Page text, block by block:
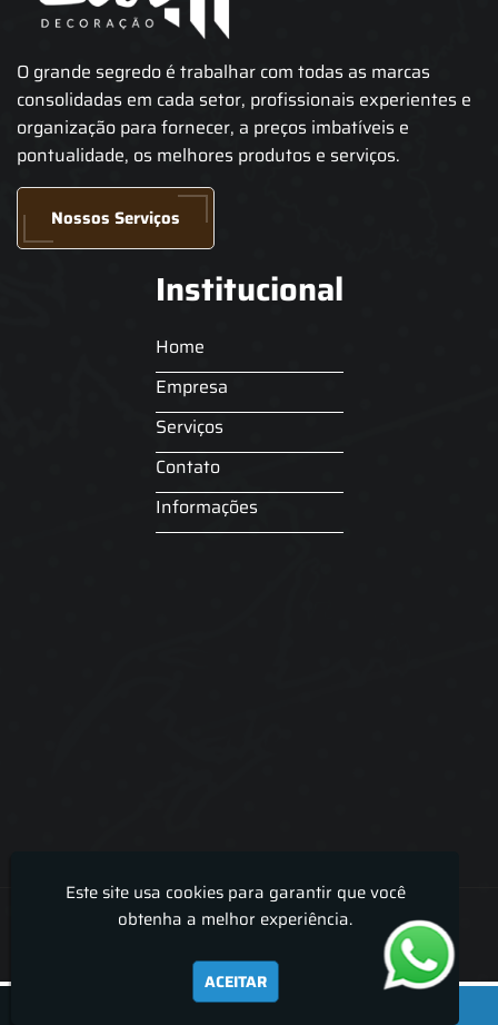
O grande segredo é trabalhar com todas as marcas
consolidadas em cada setor, profissionais experientes e
organização para fornecer, a preços imbatíveis e
pontualidade, os melhores produtos e serviços.
Nossos Serviços
Institucional
Home
Empresa
Serviços
Contato
Informações
Lira Luz Decor - Cortinas sob medidas e persianas
Este site usa cookies para garantir que você
obtenha a melhor experiência.
ACEITAR